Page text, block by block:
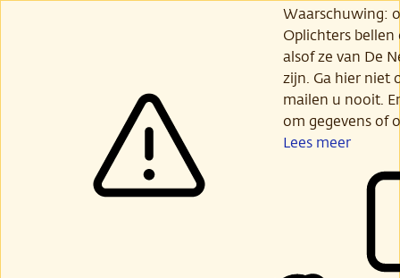
Waarschuwing:
Oplichters
alsof ze van De
zijn. Ga hier niet
mailen u nooit.
om gegevens of
Lees meer